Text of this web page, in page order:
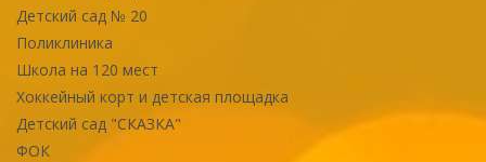
Детский сад № 20
Поликлиника
Школа на 120 мест
Хоккейный корт и детская площадка
Детский сад "СКАЗКА"
ФОК